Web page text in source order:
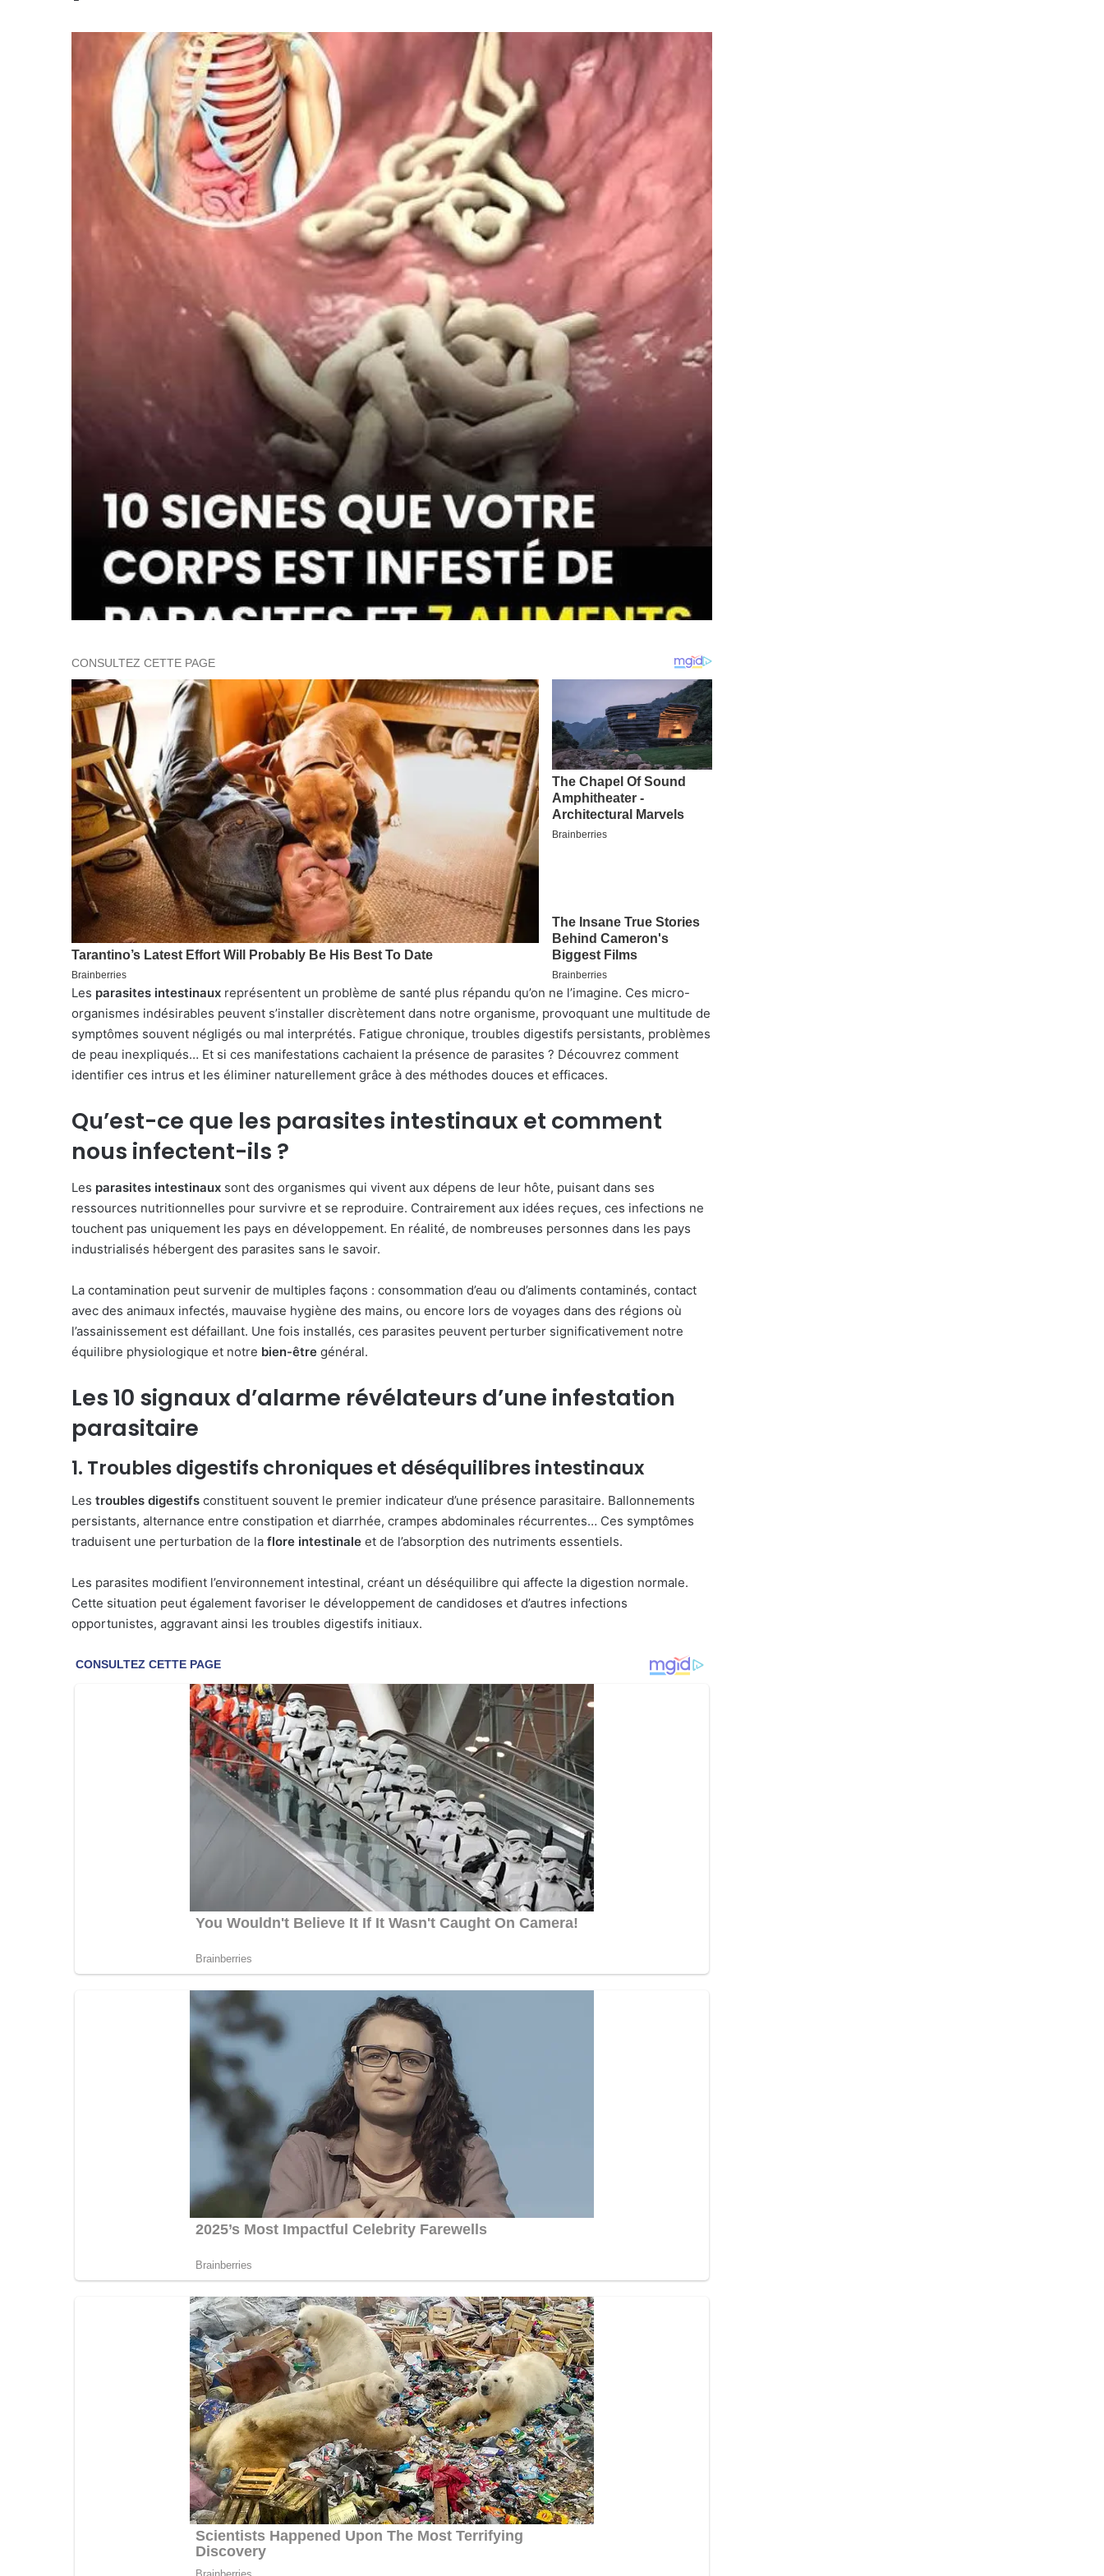
Les parasites intestinaux représentent un problème de santé plus répandu qu’on ne l’imagine. Ces micro-
organismes indésirables peuvent s’installer discrètement dans notre organisme, provoquant une multitude de
symptômes souvent négligés ou mal interprétés. Fatigue chronique, troubles digestifs persistants, problèmes
de peau inexpliqués… Et si ces manifestations cachaient la présence de parasites ? Découvrez comment
identifier ces intrus et les éliminer naturellement grâce à des méthodes douces et efficaces.
Qu’est-ce que les parasites intestinaux et comment
nous infectent-ils ?
Les parasites intestinaux sont des organismes qui vivent aux dépens de leur hôte, puisant dans ses
ressources nutritionnelles pour survivre et se reproduire. Contrairement aux idées reçues, ces infections ne
touchent pas uniquement les pays en développement. En réalité, de nombreuses personnes dans les pays
industrialisés hébergent des parasites sans le savoir.
La contamination peut survenir de multiples façons : consommation d’eau ou d’aliments contaminés, contact
avec des animaux infectés, mauvaise hygiène des mains, ou encore lors de voyages dans des régions où
l’assainissement est défaillant. Une fois installés, ces parasites peuvent perturber significativement notre
équilibre physiologique et notre bien-être général.
Les 10 signaux d’alarme révélateurs d’une infestation
parasitaire
1. Troubles digestifs chroniques et déséquilibres intestinaux
Les troubles digestifs constituent souvent le premier indicateur d’une présence parasitaire. Ballonnements
persistants, alternance entre constipation et diarrhée, crampes abdominales récurrentes… Ces symptômes
traduisent une perturbation de la flore intestinale et de l’absorption des nutriments essentiels.
Les parasites modifient l’environnement intestinal, créant un déséquilibre qui affecte la digestion normale.
Cette situation peut également favoriser le développement de candidoses et d’autres infections
opportunistes, aggravant ainsi les troubles digestifs initiaux.